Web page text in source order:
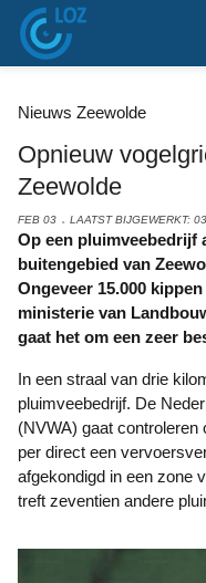
Nieuws Zeewolde
Opnieuw
Zeewolde
FEB 03 LAATST BIJGEWERKT:
Op een pluimveebedrijf aan de Ooievaarsweg in het
buitengebied van
Ongeveer 15.000
ministerie van
gaat het om een zeer
In een straal van drie kilometer rond het bedrijf ligt één ander
pluimveebedrijf. De
(NVWA) gaat
per direct een
afgekondigd in een zone
treft zeventien andere